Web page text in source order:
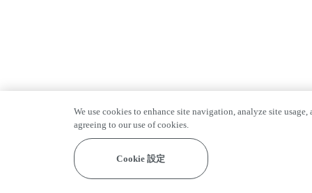
We use cookies to enhance site navigation, analyze site
agreeing to our use of cookies.
Cookie 設定